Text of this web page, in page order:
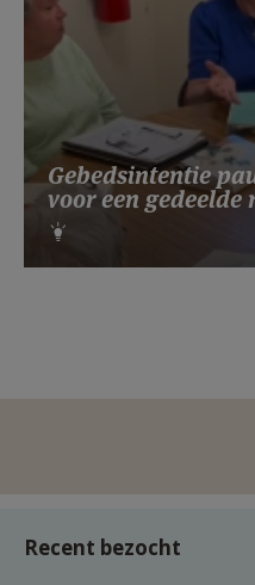
Gebedsintentie
voor een gedeelde
Recent bezocht